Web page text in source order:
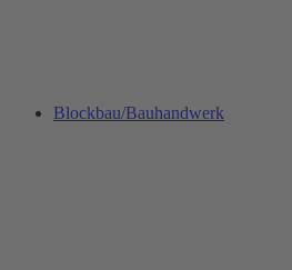
Blockbau/Bauhandwerk